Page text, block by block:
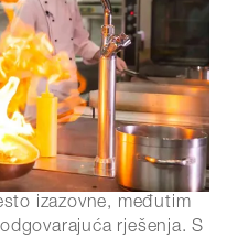
izazovne, međutim
rješenja. S